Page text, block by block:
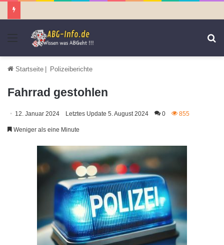
Menü
Startseite | Polizeiberichte
Fahrrad gestohlen
12. Januar 2024 Letztes Update 5. August 2024 0 855
Weniger als eine Minute